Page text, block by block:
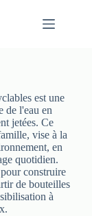
est une
de l'eau en
jetées. Ce
vise à la
en
quotidien.
construire
de bouteilles
à